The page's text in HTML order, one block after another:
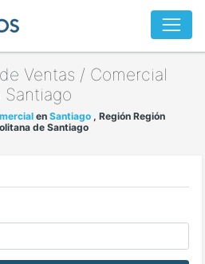
en Santiago , Región Región
de Santiago
Ventas / Comercial
Santiago